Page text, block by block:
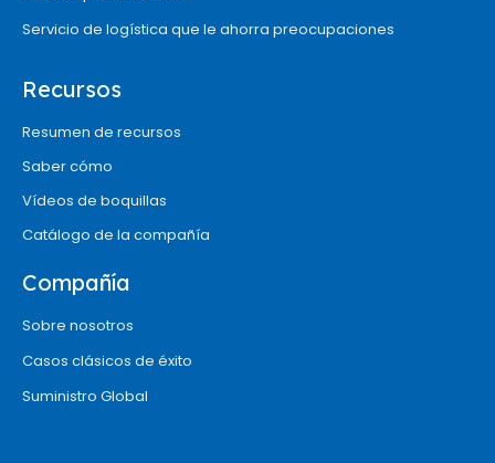
Servicio de logística que le ahorra preocupaciones
Recursos
Resumen de recursos
Saber cómo
Vídeos de boquillas
Catálogo de la compañía
Compañía
Sobre nosotros
Casos clásicos de éxito
Suministro Global